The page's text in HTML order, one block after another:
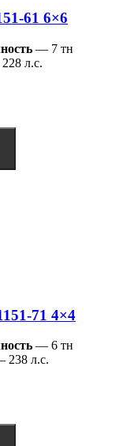
61 6×6
— 7 тн
л.с.
71 4×4
— 6 тн
238 л.с.